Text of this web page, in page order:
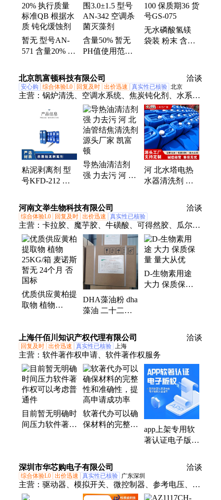
乙醇、氯化氢甲醇、聚丙烯酸钾、闪点提高剂、柴油
降凝剂、硫代硫酸铵、聚丙烯酰胺、多聚磷酸钠、25
公斤纸板桶、硫代乙醇酸钠、高分子絮凝剂
暂无 型号AN-
571 含量20% 执
根据水质 钝化
缓蚀剂
含量50% 暂无
PH值使用范围
AN-342 空调杀
菌灭藻剂
无水磷酸氢镁
袋装 粉末 含量
北京凯富顿科技有限公司
洽谈
安心购 综合体验L0 回复及时 出价迅速 真实性已核验 北京
主营： 锅炉清洗、空调水系统、焦炭钝化剂、水系统
杀菌、阻垢分散剂、洗涤高温水、粉尘抑制剂、脱硫
增效剂、在线清洗剂、氧化除藻剂、杀菌灭藻剂、水
系统管道、无二氧化氯、空调冷凝器、金属表面油
污、清除附着藻类、烟气湿法脱硫、高电导反渗透、
通风系统清洗、空调风机盘管、导热油炉清洗、玻璃
鳞片胶泥、烟气脱硫脱硝、锅炉除垢除锈、填料水垢
清洗
粘泥剥离剂 型
号KFD-212 暂
围6-8 有效物质
含量30％
导热油清洁剂
强 力去污 河 北
顿
河 北水塔电热
水器清洗剂 管
设备 可定制 凯
富顿
河南文举生物科技有限公司 洽谈
综合体验L0 回复及时 出价迅速 真实性已核验
主营： 卡拉胶、魔芋胶、牛磺酸、可得然胶、瓜尔豆
胶、沙蒿子胶、海藻酸钠、纳他酶素、食用明胶、聚
丙烯酸钠、甲基纤维素、酪蛋白酸钠、普鲁兰多糖、
乳酸链球菌素、食品级黄原胶
优质供应黄柏提
取物 植物
国标
DHA藻油粉 dha
藻油 二十二碳
量 天和诚 保质
保量
D-生物素用途
大力 保质保量
上海仟佰川知识产权代理有限公司 洽谈
回复及时 出价迅速 真实性已核验 上海
主营： 软件著作权申请、软件著作权服务
目前暂无明确时
间压力软件著作
软著代办可以确
保材料的完整性
app上架专用软
著认证电子版权
深圳市华芯购电子有限公司 洽谈
综合体验L0 出价迅速 真实性已核验 广东深圳
主营： 驱动器、模拟开关、微控制器、参考电压、电
池管理、视频开关ic、仪表放大器、音频放大器、开